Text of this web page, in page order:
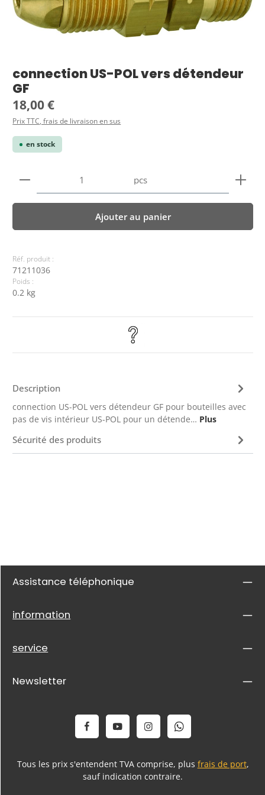
connection US-POL vers détendeur
GF
Prix régulier :
18,00 €
Prix TTC, frais de livraison en sus
en stock
Quantité de produit : Entrez la quantité
pcs
Ajouter au panier
Réf. produit :
71211036
Poids :
0.2 kg
Description
connection US-POL vers détendeur GF pour bouteilles avec
pas de vis intérieur US-POL pour un détende… Plus
Sécurité des produits
Assistance téléphonique
information
service
Newsletter
Tous les prix s'entendent TVA comprise, plus frais de port,
sauf indication contraire.